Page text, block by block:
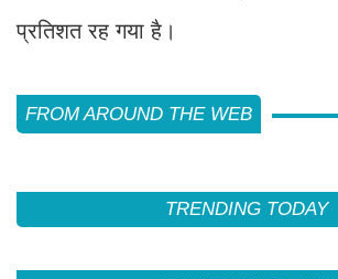
प्रतिशत रह गया है।
FROM AROUND THE WEB
TRENDING TODAY